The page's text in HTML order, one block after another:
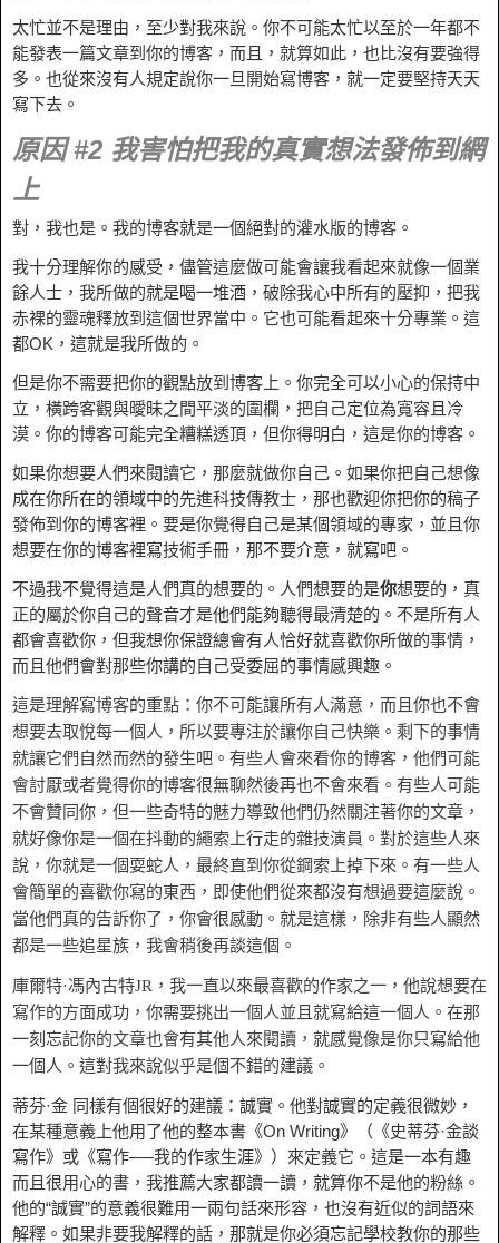
太忙並不是理由，至少對我來說。你不可能太忙以至於一年都不
能發表一篇文章到你的博客，而且，就算如此，也比沒有要強得
多。也從來沒有人規定說你一旦開始寫博客，就一定要堅持天天
寫下去。
原因 #2 我害怕把我的真實想法發佈到網
上
對，我也是。我的博客就是一個絕對的灌水版的博客。
我十分理解你的感受，儘管這麼做可能會讓我看起來就像一個業
餘人士，我所做的就是喝一堆酒，破除我心中所有的壓抑，把我
赤裸的靈魂釋放到這個世界當中。它也可能看起來十分專業。這
都OK，這就是我所做的。
但是你不需要把你的觀點放到博客上。你完全可以小心的保持中
立，橫跨客觀與曖昧之間平淡的圍欄，把自己定位為寬容且冷
漠。你的博客可能完全糟糕透頂，但你得明白，這是你的博客。
如果你想要人們來閱讀它，那麼就做你自己。如果你把自己想像
成在你所在的領域中的先進科技傳教士，那也歡迎你把你的稿子
發佈到你的博客裡。要是你覺得自己是某個領域的專家，並且你
想要在你的博客裡寫技術手冊，那不要介意，就寫吧。
不過我不覺得這是人們真的想要的。人們想要的是你想要的，真
正的屬於你自己的聲音才是他們能夠聽得最清楚的。不是所有人
都會喜歡你，但我想你保證總會有人恰好就喜歡你所做的事情，
而且他們會對那些你講的自己受委屈的事情感興趣。
這是理解寫博客的重點：你不可能讓所有人滿意，而且你也不會
想要去取悅每一個人，所以要專注於讓你自己快樂。剩下的事情
就讓它們自然而然的發生吧。有些人會來看你的博客，他們可能
會討厭或者覺得你的博客很無聊然後再也不會來看。有些人可能
不會贊同你，但一些奇特的魅力導致他們仍然關注著你的文章，
就好像你是一個在抖動的繩索上行走的雜技演員。對於這些人來
說，你就是一個耍蛇人，最終直到你從鋼索上掉下來。有一些人
會簡單的喜歡你寫的東西，即使他們從來都沒有想過要這麼說。
當他們真的告訴你了，你會很感動。就是這樣，除非有些人顯然
都是一些追星族，我會稍後再談這個。
庫爾特·馮內古特JR，我一直以來最喜歡的作家之一，他說想要在
寫作的方面成功，你需要挑出一個人並且就寫給這一個人。在那
一刻忘記你的文章也會有其他人來閱讀，就感覺像是你只寫給他
一個人。這對我來說似乎是個不錯的建議。
蒂芬·金 同樣有個很好的建議：誠實。他對誠實的定義很微妙，
在某種意義上他用了他的整本書《On Writing》（《史蒂芬·金談
寫作》或《寫作──我的作家生涯》）來定義它。這是一本有趣
而且很用心的書，我推薦大家都讀一讀，就算你不是他的粉絲。
他的“誠實”的意義很難用一兩句話來形容，也沒有近似的詞語來
解釋。如果非要我解釋的話，那就是你必須忘記學校教你的那些